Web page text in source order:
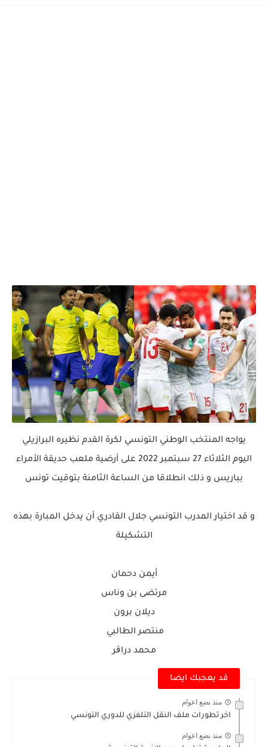
يواجه المنتخب الوطني التونسي لكرة القدم نظيره البرازيلي
اليوم الثلاثاء 27 سبتمبر 2022 على أرضية ملعب حديقة الأمراء
بباريس و ذلك انطلاقا من الساعة الثامنة بتوقيت تونس
و قد اختيار المدرب التونسي جلال القادري أن يدخل المبارة بهذه
التشكيلة
أيمن دحمان
مرتضى بن وناس
ديلان برون
منتصر الطالبي
محمد دراڨر
قد يعجبك ايضا
منذ بضع اعوام
اخر تطورات ملف النقل التلفزي للدوري التونسي
منذ بضع اعوام